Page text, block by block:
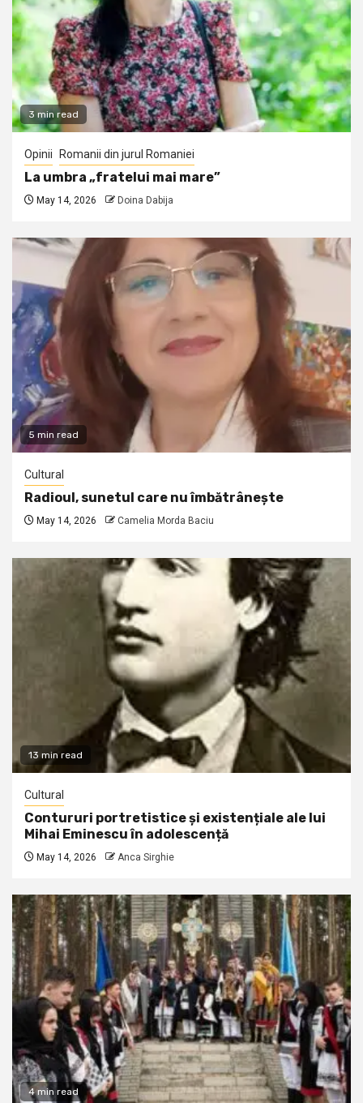
3 min read
Opinii Romanii din jurul Romaniei
La umbra „fratelui mai mare”
May 14, 2026 Doina Dabija
5 min read
Cultural
Radioul, sunetul care nu îmbătrânește
May 14, 2026 Camelia Morda Baciu
13 min read
Cultural
Contururi portretistice și existențiale ale lui
Mihai Eminescu în adolescență
May 14, 2026 Anca Sirghie
4 min read